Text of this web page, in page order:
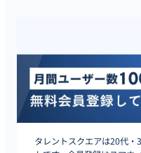
タレントスクエアは20代